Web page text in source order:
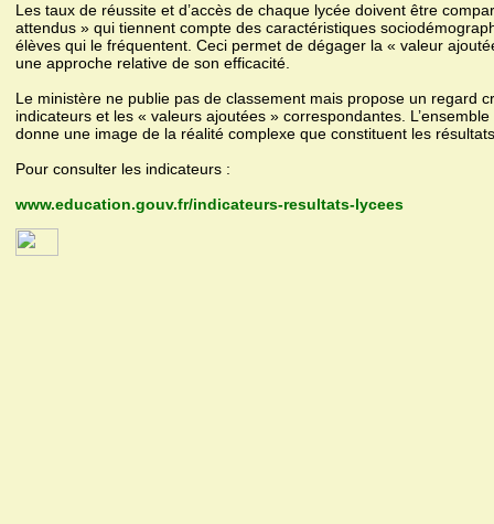
Les taux de réussite et d’accès de chaque lycée doivent être
attendus » qui tiennent compte des caractéristiques
élèves qui le fréquentent. Ceci permet de dégager la « valeur
une approche relative de son efficacité.
Le ministère ne publie pas de classement mais propose un regard
indicateurs et les « valeurs ajoutées » correspondantes.
donne une image de la réalité complexe que constituent les
Pour consulter les indicateurs :
www.education.gouv.fr/indicateurs-resultats-lycees